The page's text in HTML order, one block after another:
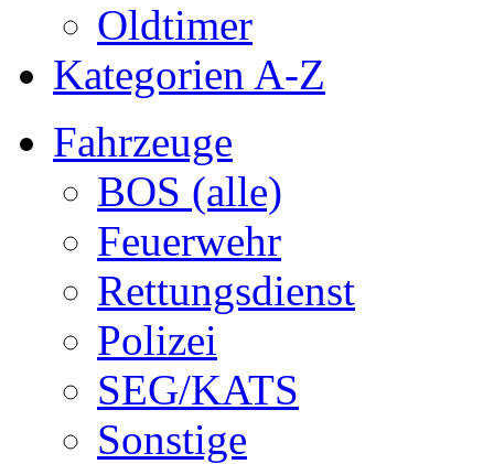
Oldtimer
Kategorien A-Z
Fahrzeuge
BOS (alle)
Feuerwehr
Rettungsdienst
Polizei
SEG/KATS
Sonstige